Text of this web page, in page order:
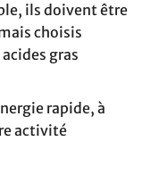
ils doivent être
choisis
gras
rapide, à
activité